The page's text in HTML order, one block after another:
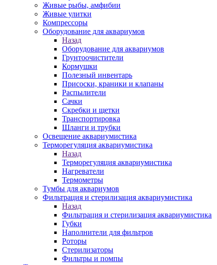
Живые рыбы, амфибии
Живые улитки
Компрессоры
Оборудование для аквариумов
Назад
Оборудование для аквариумов
Грунтоочистители
Кормушки
Полезный инвентарь
Присоски, краники и клапаны
Распылители
Сачки
Скребки и щетки
Транспортировка
Шланги и трубки
Освещение аквариумистика
Терморегуляция аквариумистика
Назад
Терморегуляция аквариумистика
Нагреватели
Термометры
Тумбы для аквариумов
Фильтрация и стерилизация аквариумистика
Назад
Фильтрация и стерилизация аквариумистика
Губки
Наполнители для фильтров
Роторы
Стерилизаторы
Фильтры и помпы